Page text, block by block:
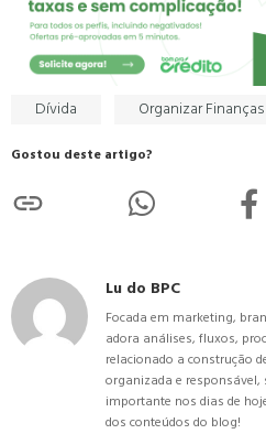
Gostou deste artigo?
Dívida Organizar Finanças
Lu do BPC
Focada em marketing,
adora análises, fluxos,
relacionado a construção
organizada e responsável,
importante nos dias de
dos conteúdos do blog!